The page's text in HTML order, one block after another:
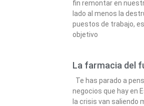
fin remontar en
lado al menos la
puestos de trabajo,
objetivo
La farmacia del
Te has parado a
negocios que hay en
la crisis van saliendo